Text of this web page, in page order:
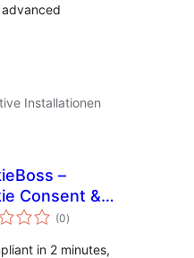
Installationen
–
Consent &
Compliance
(0Bewertungen
insgesamt
)
in 2 minutes,